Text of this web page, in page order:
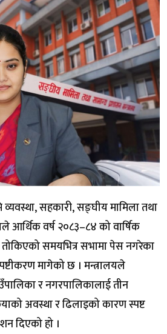
सहकारी, सङ्घीय मामिला तथा
आर्थिक वर्ष २०८३–८४ को वार्षिक
तोकिएको समयभित्र सभामा पेस नगरेका
मागेको छ । मन्त्रालयले
र नगरपालिकालाई तीन
अवस्था र ढिलाइको कारण स्पष्ट
दिएको हो ।